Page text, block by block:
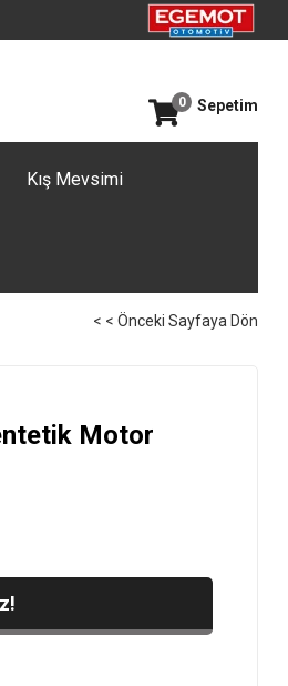
Sepetim
0
Kış Mevsimi
< < Önceki Sayfaya Dön
Motor